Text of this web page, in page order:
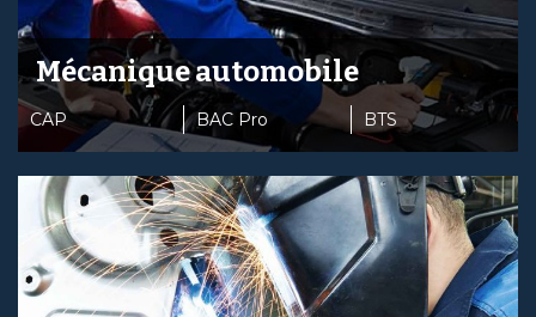
Mécanique automobile
CAP BAC Pro BTS